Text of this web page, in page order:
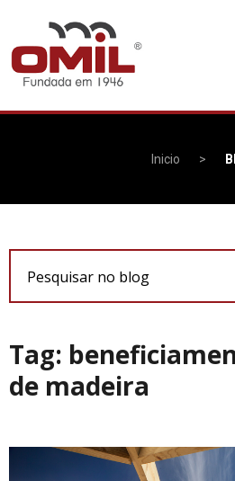
Inicio >
Tag:
de madeira
Pesquisar no blog